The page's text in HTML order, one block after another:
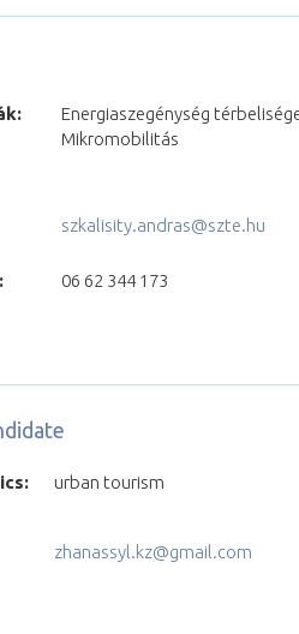
Energiaszegénység
Mikromobilitás
szkalisity.andras@szte.hu
06 62 344 173
urban tourism
zhanassyl.kz@gmail.com